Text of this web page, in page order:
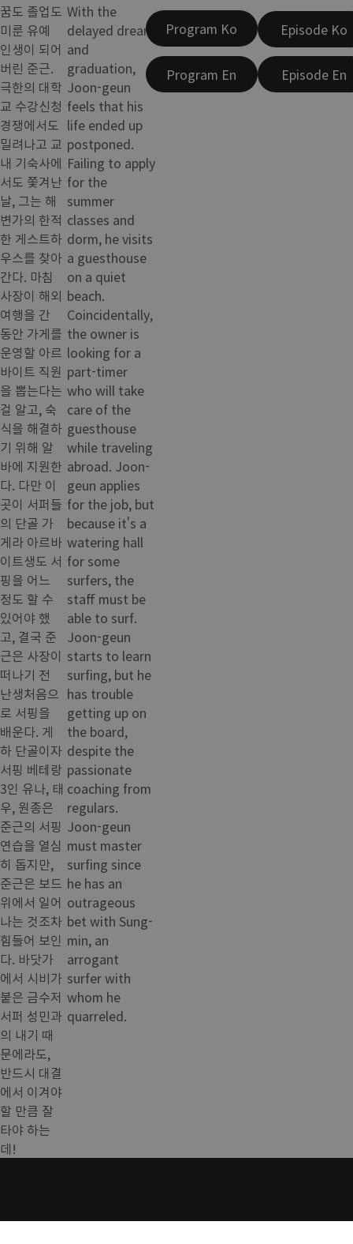
꿈도 졸업도
미룬 유예
인생이 되어
버린 준근.
극한의 대학
교 수강신청
경쟁에서도
밀려나고 교
내 기숙사에
서도 쫓겨난
날, 그는 해
변가의 한적
한 게스트하
우스를 찾아
간다. 마침
사장이 해외
여행을 간
동안 가게를
운영할 아르
바이트 직원
을 뽑는다는
걸 알고, 숙
식을 해결하
기 위해 알
바에 지원한
다. 다만 이
곳이 서퍼들
의 단골 가
게라 아르바
이트생도 서
핑을 어느
정도 할 수
있어야 했
고, 결국 준
근은 사장이
떠나기 전
난생처음으
로 서핑을
배운다. 게
하 단골이자
서핑 베테랑
3인 유나, 태
우, 원종은
준근의 서핑
연습을 열심
히 돕지만,
준근은 보드
위에서 일어
나는 것조차
힘들어 보인
다. 바닷가
에서 시비가
붙은 금수저
서퍼 성민과
의 내기 때
문에라도,
반드시 대결
에서 이겨야
할 만큼 잘
타야 하는
데!
With the
delayed dream
and
graduation,
Joon-geun
feels that his
life ended up
postponed.
Failing to apply
for the
summer
classes and
dorm, he visits
a guesthouse
on a quiet
beach.
Coincidentally,
the owner is
looking for a
part-timer
who will take
care of the
guesthouse
while traveling
abroad. Joon-
geun applies
for the job, but
because it's a
watering hall
for some
surfers, the
staff must be
able to surf.
Joon-geun
starts to learn
surfing, but he
has trouble
getting up on
the board,
despite the
passionate
coaching from
regulars.
Joon-geun
must master
surfing since
he has an
outrageous
bet with Sung-
min, an
arrogant
surfer with
whom he
quarreled.
Program Ko
Program En
Episode Ko
Episode En